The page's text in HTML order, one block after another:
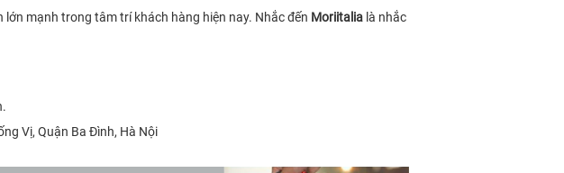
mạnh trong tâm trí khách hàng hiện nay. Nhắc đến Moriitalia là nhắc
Vị, Quận Ba Đình, Hà Nội